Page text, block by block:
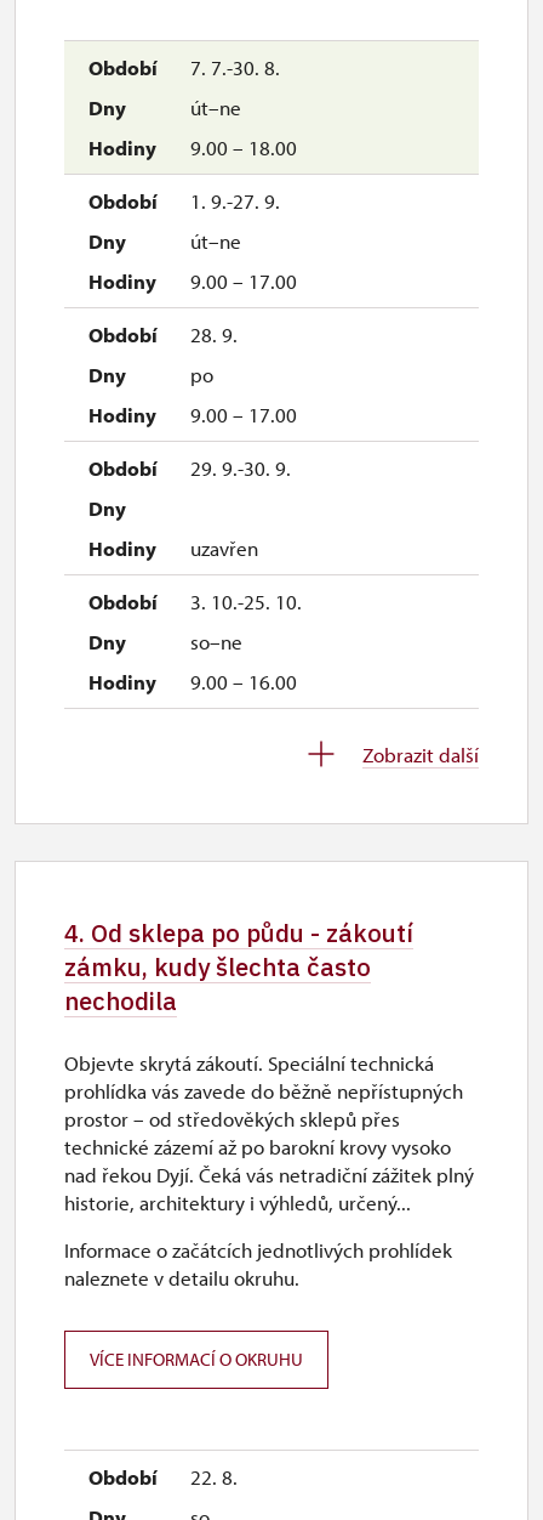
7. 7.-30. 8.
út–ne
9.00 – 18.00
1. 9.-27. 9.
út–ne
9.00 – 17.00
28. 9.
po
9.00 – 17.00
29. 9.-30. 9.
uzavřen
3. 10.-25. 10.
so–ne
9.00 – 16.00
2. 11.-31. 12.
uzavřen
Zobrazit další
4. Od sklepa po půdu - zákoutí
zámku, kudy šlechta často
nechodila
22. 8.
Objevte skrytá zákoutí. Speciální technická
prohlídka vás zavede do běžně nepřístupných
prostor – od středověkých sklepů přes
technické zázemí až po barokní krovy vysoko
nad řekou Dyjí. Čeká vás netradiční zážitek plný
historie, architektury i výhledů, určený...
Informace o začátcích jednotlivých prohlídek
naleznete v detailu okruhu.
VÍCE INFORMACÍ O OKRUHU